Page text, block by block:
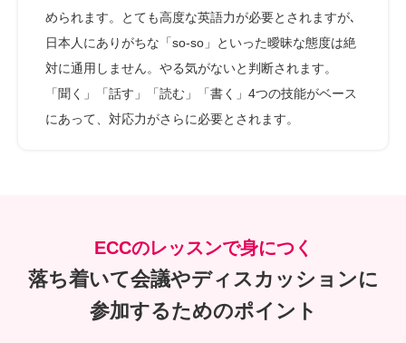
められます。とても高度な英語力が必要とされますが､
日本人にありがちな「so-so」といった曖昧な態度は絶
対に通用しません。やる気がないと判断されます。
「聞く」「話す」「読む」「書く」4つの技能がベース
にあって、対応力がさらに必要とされます。
ECCのレッスンで身につく
落ち着いて会議やディスカッションに
参加するためのポイント